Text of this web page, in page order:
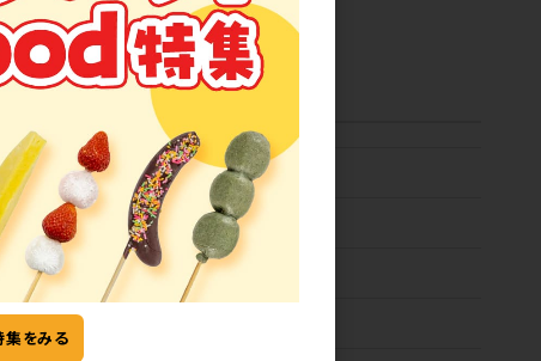
四国・九州・沖縄＋1日(土日祝を除く)
集をみる